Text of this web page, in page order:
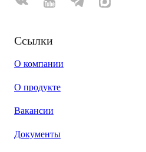
Ссылки
О компании
О продукте
Вакансии
Документы